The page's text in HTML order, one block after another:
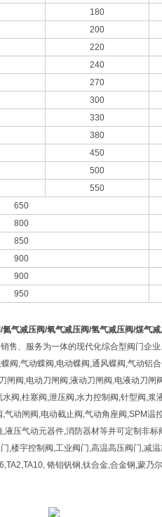
180
200
220
240
270
300
330
380
450
500
550
650
800
850
900
900
950
/氮气减压阀/氧气减压阀/氢气减压阀/煤气减
售、服务为一体的现代化综合型阀门企
阀,气动蝶阀,电动蝶阀,通风蝶阀,气动铝
阀,电动刀闸阀,液动刀闸阀,电液动刀
阀,柱塞阀,泄压阀,水力控制阀,针型阀,
动闸阀,电动截止阀,气动角座阀,SPM
压气动元器件,消防器材等并可定制非
,楼宇控制阀,工业阀门,高温高压阀门,减
铬钼钒钢,钛合金,合金钢,蒙乃